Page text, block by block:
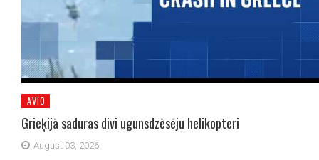
AVIO
Grieķijā saduras divi ugunsdzēsēju helikopteri
August 03, 2026